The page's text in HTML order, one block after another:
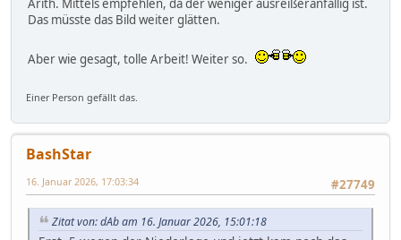
Arith. Mittels empfehlen, da der weniger ausreißeranfällig ist.
Das müsste das Bild weiter glätten.
Aber wie gesagt, tolle Arbeit! Weiter so.
Einer Person gefällt das.
BashStar
#27749
16. Januar 2026, 17:03:34
Zitat von: dAb am 16. Januar 2026, 15:01:18